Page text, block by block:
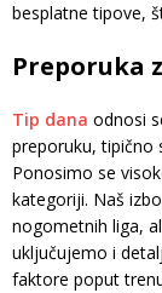
besplatne tipove,
Preporuka
Tip dana odnosi
preporuku, tipično
Ponosimo se
kategoriji. Naš
nogometnih liga,
uključujemo i
faktore poput